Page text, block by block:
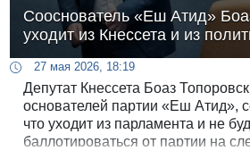
Сооснователь «Еш Атид»
уходит из Кнессета и из
27 мая 2026, 18:19
Депутат Кнессета Боаз
основателей партии «Еш Атид»,
что уходит из парламента и не
баллотироваться от партии на